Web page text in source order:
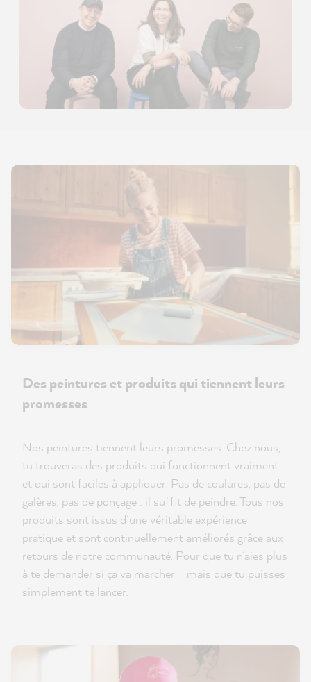
Des peintures et produits qui tiennent leurs
promesses
Nos peintures tiennent leurs promesses. Chez nous,
tu trouveras des produits qui fonctionnent vraiment
et qui sont faciles à appliquer. Pas de coulures, pas de
galères, pas de ponçage : il suffit de peindre. Tous nos
produits sont issus d’une véritable expérience
pratique et sont continuellement améliorés grâce aux
retours de notre communauté. Pour que tu n’aies plus
à te demander si ça va marcher – mais que tu puisses
simplement te lancer.